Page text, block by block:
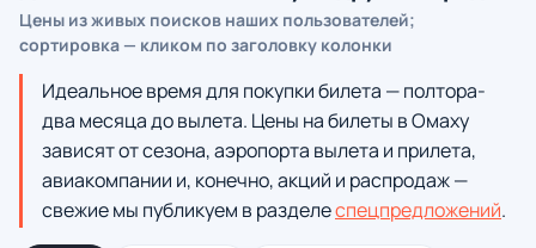
Цены из живых поисков наших пользователей;
сортировка — кликом по заголовку колонки
Идеальное время для покупки билета — полтора-
два месяца до вылета. Цены на билеты в Омаху
зависят от сезона, аэропорта вылета и прилета,
авиакомпании и, конечно, акций и распродаж —
свежие мы публикуем в разделеспецпредложений.